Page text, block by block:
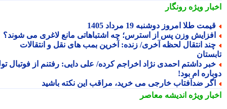
ویژهرونگار
طلا امروز دوشنبه 19 مرداد 1405
وزن پس از استرس؛ چه اشتباهاتی مانع لاغری می شوند؟
انتقال لحظه آخری/ زنده: آخرین بمب های نقل و انتقالات
داشتم احمدی نژاد اخراجم کرده/ علی دایی: رفتنم از فوتبال تولد
ام بود!
ضدآفتاب خارجی می خرید، مراقب این نکته باشید
ویژهاندیشه معاصر